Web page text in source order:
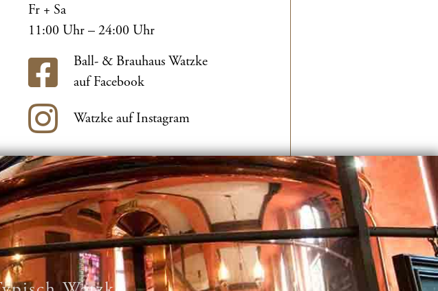
Fr + Sa
11:00 Uhr – 24:00 Uhr
Ball- & Brauhaus Watzke
auf Facebook
Watzke auf Instagram